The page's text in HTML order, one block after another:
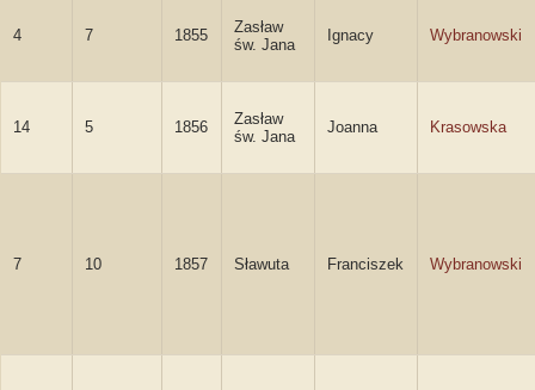
4 7 1855
Zasław
św. Jana
Ignacy Wybranowski
14 5 1856
Zasław
św. Jana
Joanna Krasowska
7 10 1857 Sławuta Franciszek Wybranowski